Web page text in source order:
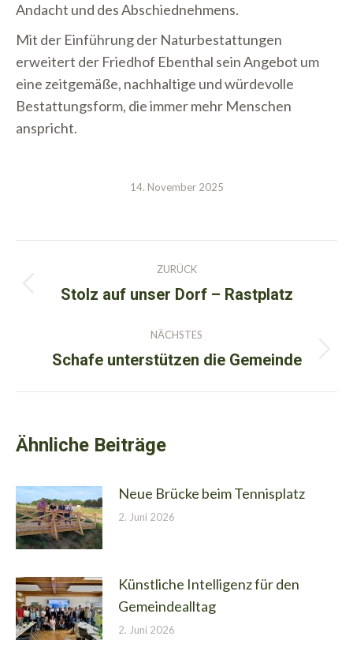
Andacht und des Abschiednehmens.
Mit der Einführung der Naturbestattungen
erweitert der Friedhof Ebenthal sein Angebot um
eine zeitgemäße, nachhaltige und würdevolle
Bestattungsform, die immer mehr Menschen
anspricht.
14. November 2025
Kommentarnavigation
ZURÜCK
Vorheriger
Stolz auf unser Dorf – Rastplatz
NÄCHSTES
Nächster
Schafe unterstützen die Gemeinde
Ähnliche Beiträge
Neue Brücke beim Tennisplatz
2. Juni 2026
Künstliche Intelligenz für den
Gemeindealltag
2. Juni 2026